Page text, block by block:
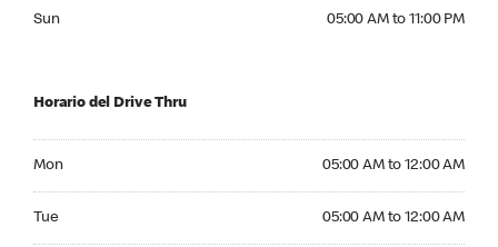
Sun 05:00 AM to 11:00 PM
Horario del Drive Thru
Mon 05:00 AM to 12:00 AM
Tue 05:00 AM to 12:00 AM